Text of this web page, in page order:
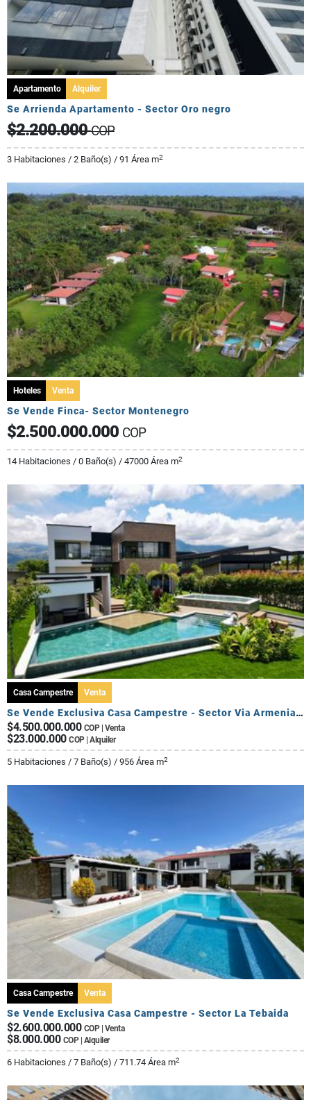
Apartamento Alquiler
Se Arrienda Apartamento - Sector Oro negro
$2.200.000COP
3 Habitaciones / 2 Baño(s) / 91 Área m2
Hoteles Venta
Se Vende Finca- Sector Montenegro
$2.500.000.000 COP
14 Habitaciones / 0 Baño(s) / 47000 Área m2
Casa Campestre Venta
Se Vende Exclusiva Casa Campestre - Sector Via Armenia Calarca
$4.500.000.000 COP | Venta
$23.000.000 COP | Alquiler
5 Habitaciones / 7 Baño(s) / 956 Área m2
Casa Campestre Venta
Se Vende Exclusiva Casa Campestre - Sector La Tebaida
$2.600.000.000 COP | Venta
$8.000.000 COP | Alquiler
6 Habitaciones / 7 Baño(s) / 711.74 Área m2